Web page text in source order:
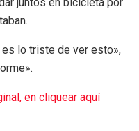
juntos en bicicleta por
es lo triste de ver esto»,
en cliquear aquí